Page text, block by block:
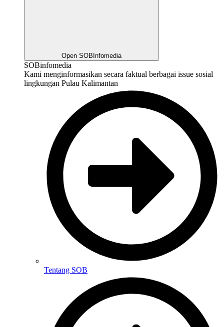
Open SOBInfomedia
SOBinfomedia
Kami menginformasikan secara faktual berbagai issue sosial
lingkungan Pulau Kalimantan
Tentang SOB